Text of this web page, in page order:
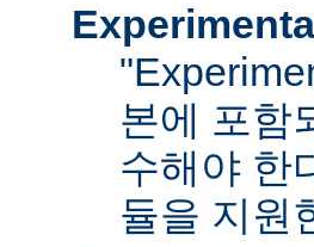
본에 포함
수해야 한
듈을 지원